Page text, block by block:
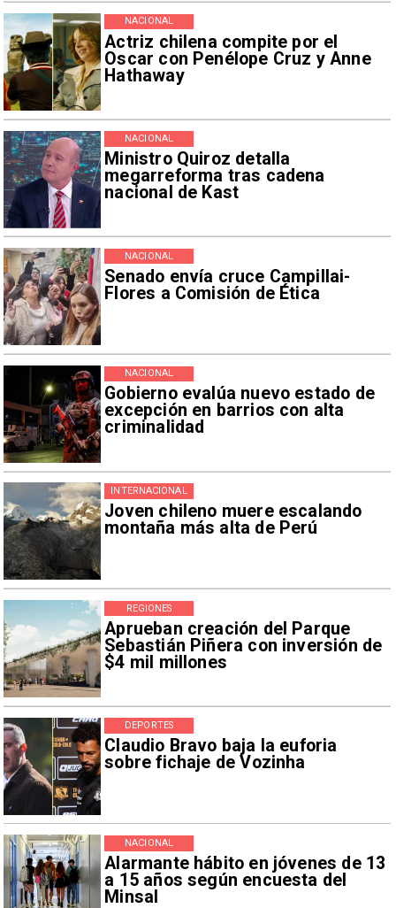
Actriz chilena compite por el
Oscar con Penélope Cruz y Anne
Hathaway
NACIONAL
Ministro Quiroz detalla
megarreforma tras cadena
nacional de Kast
NACIONAL
Senado envía cruce Campillai-
Flores a Comisión de Ética
NACIONAL
Gobierno evalúa nuevo estado de
excepción en barrios con alta
criminalidad
NACIONAL
Joven chileno muere escalando
montaña más alta de Perú
INTERNACIONAL
Aprueban creación del Parque
Sebastián Piñera con inversión de
$4 mil millones
REGIONES
Claudio Bravo baja la euforia
sobre fichaje de Vozinha
DEPORTES
Alarmante hábito en jóvenes de 13
a 15 años según encuesta del
Minsal
NACIONAL